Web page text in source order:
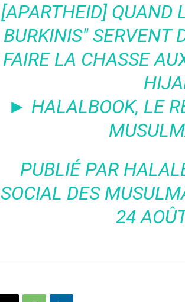
[APARTHEID] QUAND
BURKINIS" SERVENT
FAIRE LA CHASSE
► HALALBOOK, LE
PUBLIÉ PAR
SOCIAL DES
24